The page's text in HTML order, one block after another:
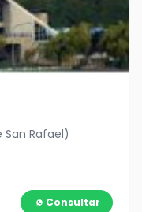
San Rafael)
Consultar